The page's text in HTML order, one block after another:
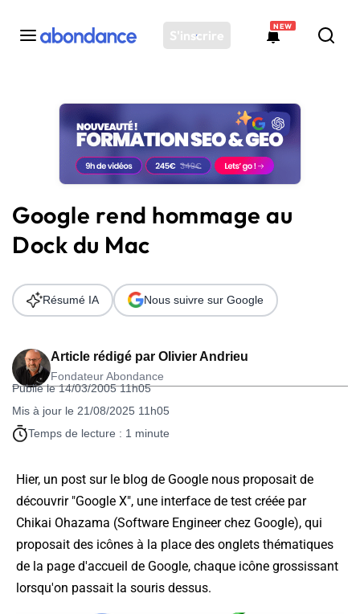
S'inscrire
NEW
Toutes les actus
Actus SEO
Plateforme
Solutions
Ressources
Audit SEO
Google rend hommage au
Dock du Mac
Article rédigé par Olivier Andrieu
Fondateur Abondance
Publié le 14/03/2005 11h05
Mis à jour le 21/08/2025 11h05
Temps de lecture : 1 minute
Résumé IA Nous suivre sur Google
Hier, un post sur le blog de Google nous proposait de
découvrir "Google X", une interface de test créée par
Chikai Ohazama (Software Engineer chez Google), qui
proposait des icônes à la place des onglets thématiques
de la page d'accueil de Google, chaque icône grossissant
lorsqu'on passait la souris dessus.